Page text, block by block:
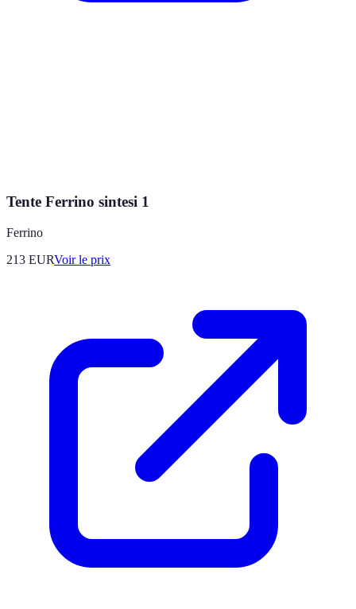
Tente Ferrino sintesi 1
Ferrino
213 EURVoir le prix